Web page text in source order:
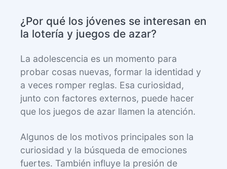
¿Por qué los jóvenes se interesan en
la lotería y juegos de azar?
La adolescencia es un momento para
probar cosas nuevas, formar la identidad y
a veces romper reglas. Esa curiosidad,
junto con factores externos, puede hacer
que los juegos de azar llamen la atención.
Algunos de los motivos principales son la
curiosidad y la búsqueda de emociones
fuertes. También influye la presión de